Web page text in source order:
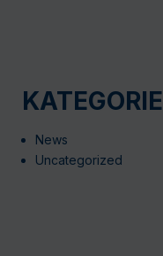
KATEGORIE
News
Uncategorized